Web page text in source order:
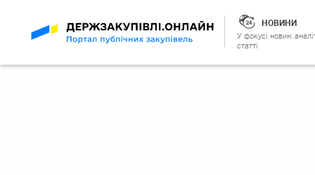
НОВИНИ
У фокусі новин:
статті